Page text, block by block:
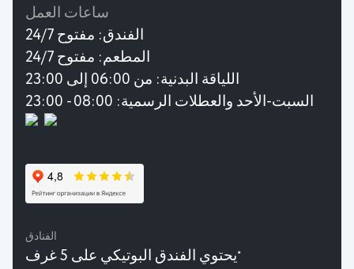
ساعات العمل
الفندق: مفتوح 24/7
المطعم: مفتوح 24/7
اللياقة البدنية: من 06:00 إلى 23:00
السبت-الأحد والعطلات الرسمية: 08:00 - 23:00
الفنادق
يحتوي الفندق البوتيكي على 5 غرف★